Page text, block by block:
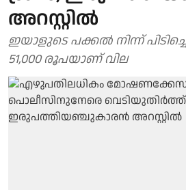
അറസ്റ്റിൽ
ഇയാളുടെ പക്കൽ നിന്ന്
51,000 രൂപയാണ് വില